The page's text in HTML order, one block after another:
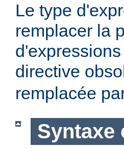
Le type
remplacer la
directive
remplacée
Syntaxe